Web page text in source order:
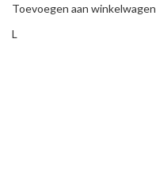
Toevoegen aan winkelwagen
L